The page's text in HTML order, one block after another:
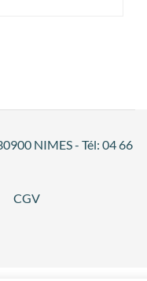
NIMES - Tél: 04 66
CGV